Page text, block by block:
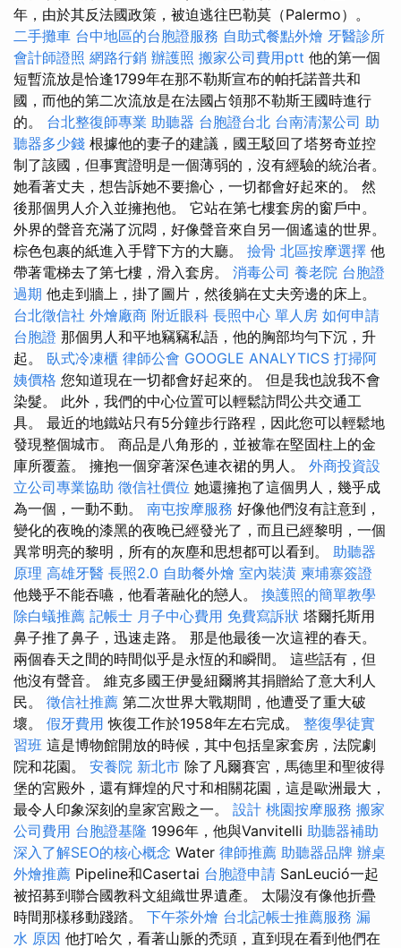
年，由於其反法國政策，被迫逃往巴勒莫（Palermo）。
二手攤車 台中地區的台胞證服務 自助式餐點外燴 牙醫診所
會計師證照 網路行銷 辦護照 搬家公司費用ptt 他的第一個
短暫流放是恰逢1799年在那不勒斯宣布的帕托諾普共和
國，而他的第二次流放是在法國占領那不勒斯王國時進行
的。 台北整復師專業 助聽器 台胞證台北 台南清潔公司 助
聽器多少錢 根據他的妻子的建議，國王駁回了塔努奇並控
制了該國，但事實證明是一個薄弱的，沒有經驗的統治者。
她看著丈夫，想告訴她不要擔心，一切都會好起來的。 然
後那個男人介入並擁抱他。 它站在第七​​樓套房的窗戶中。
外界的聲音充滿了沉悶，好像聲音來自另一個遙遠的世界。
棕色包裹的紙進入手臂下方的大廳。 撿骨 北區按摩選擇 他
帶著電梯去了第七樓，滑入套房。 消毒公司 養老院 台胞證
過期 他走到牆上，掛了圖片，然後躺在丈夫旁邊的床上。
台北徵信社 外燴廠商 附近眼科 長照中心 單人房 如何申請
台胞證 那個男人和平地竊竊私語，他的胸部均勻下沉，升
起。 臥式冷凍櫃 律師公會 GOOGLE ANALYTICS 打掃阿
姨價格 您知道現在一切都會好起來的。 但是我也說我不會
染髮。 此外，我們的中心位置可以輕鬆訪問公共交通工
具。 最近的地鐵站只有5分鐘步行路程，因此您可以輕鬆地
發現整個城市。 商品是八角形的，並被靠在堅固柱上的金
庫所覆蓋。 擁抱一個穿著深色連衣裙的男人。 外商投資設
立公司專業協助 徵信社價位 她還擁抱了這個男人，幾乎成
為一個，一動不動。 南屯按摩服務 好像他們沒有註意到，
變化的夜晚的漆黑的夜晚已經發光了，而且已經黎明，一個
異常明亮的黎明，所有的灰塵和思想都可以看到。 助聽器
原理 高雄牙醫 長照2.0 自助餐外燴 室內裝潢 柬埔寨簽證
他幾乎不能吞嚥，他看著融化的戀人。 換護照的簡單教學
除白蟻推薦 記帳士 月子中心費用 免費寫訴狀 塔爾托斯用
鼻子推了鼻子，迅速走路。 那是他最後一次這裡的春天。
兩個春天之間的時間似乎是永恆的和瞬間。 這些話有，但
他沒有聲音。 維克多國王伊曼紐爾將其捐贈給了意大利人
民。 徵信社推薦 第二次世界大戰期間，他遭受了重大破
壞。 假牙費用 恢復工作於1958年左右完成。 整復學徒實
習班 這是博物館開放的時候，其中包括皇家套房，法院劇
院和花園。 安養院 新北市 除了凡爾賽宮，馬德里和聖彼得
堡的宮殿外，還有輝煌的尺寸和相關花園，這是歐洲最大，
最令人印象深刻的皇家宮殿之一。 設計 桃園按摩服務 搬家
公司費用 台胞證基隆 1996年，他與Vanvitelli 助聽器補助
深入了解SEO的核心概念 Water 律師推薦 助聽器品牌 辦桌
外燴推薦 Pipeline和Casertai 台胞證申請 SanLeució一起
被招募到聯合國教科文組織世界遺產。 太陽沒有像他折疊
時間那樣移動踐踏。 下午茶外燴 台北記帳士推薦服務 漏
水 原因 他打哈欠，看著山脈的禿頭，直到現在看到他們在